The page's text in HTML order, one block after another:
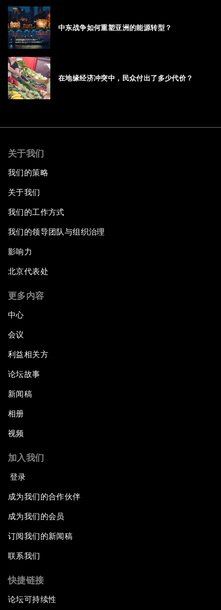
中东战争如何重塑亚洲的能源转型？
在地缘经济冲突中，民众付出了多少代价？
关于我们
我们的策略
关于我们
我们的工作方式
我们的领导团队与组织治理
影响力
北京代表处
更多内容
中心
会议
利益相关方
论坛故事
新闻稿
相册
视频
加入我们
登录
成为我们的合作伙伴
成为我们的会员
订阅我们的新闻稿
联系我们
快捷链接
论坛可持续性